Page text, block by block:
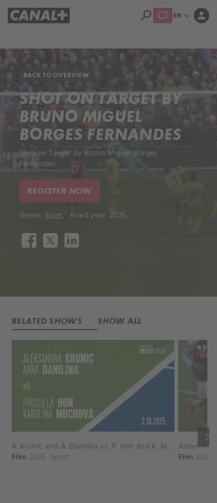
search EN expand_more person
BACK TO OVERVIEW
SHOT ON TARGET BY
BRUNO MIGUEL
BORGES FERNANDES
Shot on Target by Bruno Miguel Borges
Fernandes.
REGISTER NOW
Genre: Sport Aired year: 2025
RELATED SHOWS SHOW ALL
keyboard_arrow_right
A. Krunic and A. Danilina vs. P. Hon and K. Muchova Match Highlights - BEIJING_Capital Group Diamond ( October 02, 2025)
Film 2025 Sport Film 2026